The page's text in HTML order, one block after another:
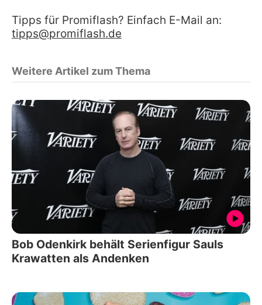
Tipps für Promiflash? Einfach E-Mail an:
tipps@promiflash.de
Weitere Artikel zum Thema
Bob Odenkirk behält Serienfigur Sauls
Krawatten als Andenken